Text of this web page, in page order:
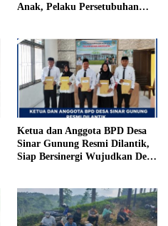
Anak, Pelaku Persetubuhan
Penjara
Ketua dan Anggota BPD Desa
Sinar Gunung Resmi Dilantik,
Siap Bersinergi Wujudkan Desa